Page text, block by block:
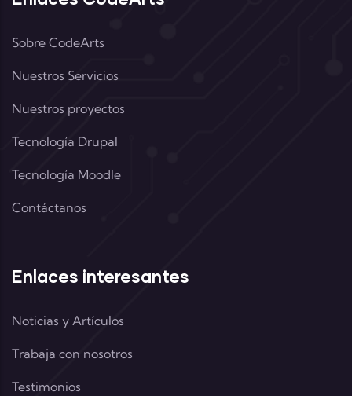
Sobre CodeArts
Nuestros Servicios
Nuestros proyectos
Tecnología Drupal
Tecnología Moodle
Contáctanos
Enlaces interesantes
Noticias y Artículos
Trabaja con nosotros
Testimonios